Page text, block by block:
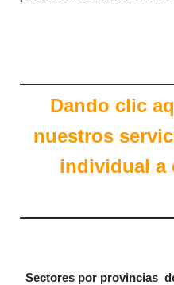
Dando clic
nuestros
individual a
Sectores por provincias